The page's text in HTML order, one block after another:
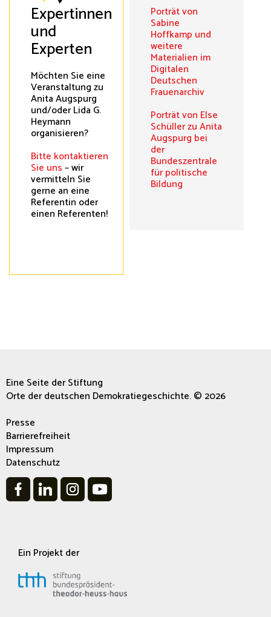
Porträt von
Sabine
Hoffkamp und
weitere
Materialien im
Digitalen
Deutschen
Frauenarchiv
Porträt von Else
Schüller zu Anita
Augspurg bei
der
Bundeszentrale
für politische
Bildung
Expertinnen
und
Experten
Möchten Sie eine
Veranstaltung zu
Anita Augspurg
und/oder Lida G.
Heymann
organisieren?
Bitte kontaktieren
Sie uns– wir
vermitteln Sie
gerne an eine
Referentin oder
einen Referenten!
Eine Seite der Stiftung
Orte der deutschen Demokratiegeschichte. © 2026
Presse
Barrierefreiheit
Impressum
Datenschutz
Ein Projekt der